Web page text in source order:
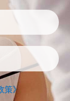
策》